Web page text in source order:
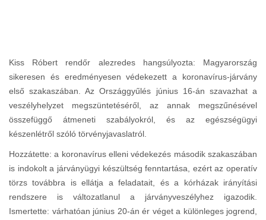
Kiss Róbert rendőr alezredes hangsúlyozta: Magyarország
sikeresen és eredményesen védekezett a koronavírus-járvány
első szakaszában. Az Országgyűlés június 16-án szavazhat a
veszélyhelyzet megszüntetéséről, az annak megszűnésével
összefüggő átmeneti szabályokról, és az egészségügyi
készenlétről szóló törvényjavaslatról.
Hozzátette: a koronavírus elleni védekezés második szakaszában
is indokolt a járványügyi készültség fenntartása, ezért az operatív
törzs továbbra is ellátja a feladatait, és a kórházak irányítási
rendszere is változatlanul a járványveszélyhez igazodik.
Ismertette: várhatóan június 20-án ér véget a különleges jogrend,